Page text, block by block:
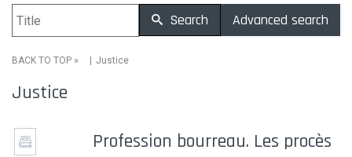
Search Advanced search
BACK TO TOP » Justice
Justice
Profession bourreau. Les procès